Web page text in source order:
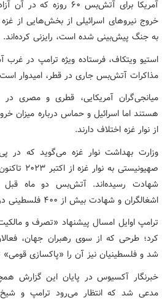
آمریکا برای آتش‌بس ۶۰
خروج نیروهای اسرائیلی از بخش‌هایی از
به جنگ پیش‌بینی شده است، رایزنی کرده‌اند.
استیو ویتکاف، فرستاده ویژه ترامپ در غرب
مذاکرات آتش‌بس جاری در قطر، امیدوار
میانجی‌گران آمریکایی، قطری و مصری
هستند اما اسرائیل و حماس درباره میزان
از نوار غزه اختلاف دارند.
وزارت بهداشت نوار غزه می‌گوید که در
شهادت رسیده‌اند. آتش‌بس دو ماه
اشغالگران و شهادت بیش از ۴۰۰ فلسطینی در ۱۸ مارس، به پایان رسید!
ترامپ اوایل امسال پیشنهاد «تصرف و
کرد؛ طرحی که از سوی رهبران جهان،
شد و فلسطینیان نیز آن را «پاکسازی قومی»
خبرنگار آکسیوس در پایان این گزارش
مدعی شد که انتظار می‌رود ترامپ و شیخ